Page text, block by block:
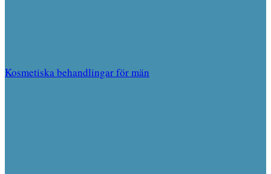
Kosmetiska behandlingar för män